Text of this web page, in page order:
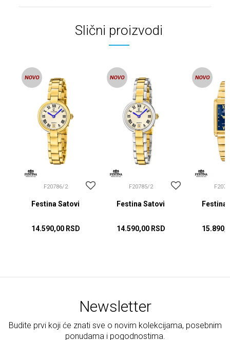
Slični proizvodi
F20786/2
Festina Satovi
14.590,00 RSD
F20785/2
Festina Satovi
14.590,00 RSD
Festina
Newsletter
Budite prvi koji će znati sve o novim kolekcijama, posebnim
ponudama i pogodnostima.